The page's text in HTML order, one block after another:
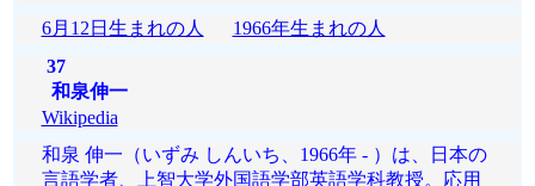
6月12日生まれの人
1966年生まれの人
37
和泉伸一
Wikipedia
和泉 伸一（いずみ しんいち、1966年 - ）は、日本の
言語学者、上智大学外国語学部英語学科教授。応用